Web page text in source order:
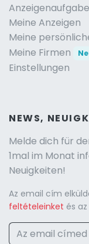
Anzeigenaufgabe
Meine Anzeigen
Meine
Meine Firmen
Einstellungen
NEWS,
Melde dich für
1mal im Monat
Neuigkeiten!
Az email cím
feltételeinket és az